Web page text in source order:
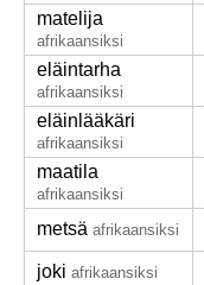
matelija
afrikaansiksi
eläintarha
afrikaansiksi
eläinlääkäri
afrikaansiksi
maatila
afrikaansiksi
metsä afrikaansiksi
joki afrikaansiksi